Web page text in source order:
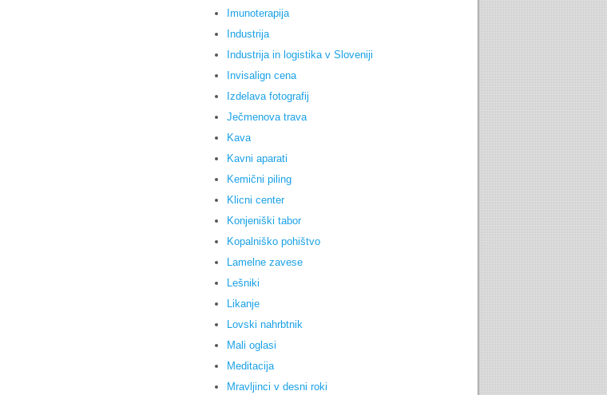
Imunoterapija
Industrija
Industrija in logistika v Sloveniji
Invisalign cena
Izdelava fotografij
Ječmenova trava
Kava
Kavni aparati
Kemični piling
Klicni center
Konjeniški tabor
Kopalniško pohištvo
Lamelne zavese
Lešniki
Likanje
Lovski nahrbtnik
Mali oglasi
Meditacija
Mravljinci v desni roki